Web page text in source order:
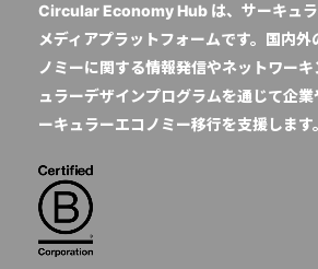
Circular Economy Hub は、サーキュ
メディアプラットフォームです。国内外
ノミーに関する情報発信やネットワー
ュラーデザインプログラムを通じて企
ーキュラーエコノミー移行を支援します。